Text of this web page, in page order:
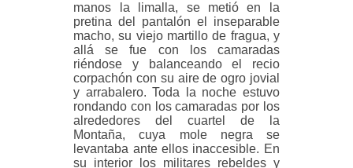
manos la limalla, se metió en la
pretina del pantalón el inseparable
macho, su viejo martillo de fragua, y
allá se fue con los camaradas
riéndose y balanceando el recio
corpachón con su aire de ogro jovial
y arrabalero. Toda la noche estuvo
rondando con los camaradas por los
alrededores del cuartel de la
Montaña, cuya mole negra se
levantaba ante ellos inaccesible. En
su interior los militares rebeldes y